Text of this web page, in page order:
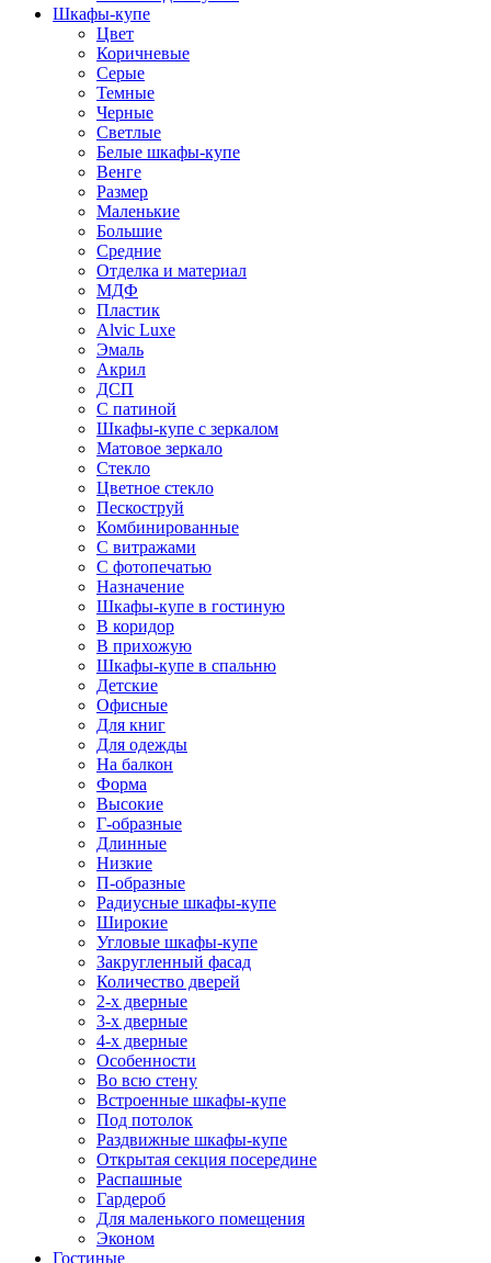
Шкафы-купе
Цвет
Коричневые
Серые
Темные
Черные
Светлые
Белые шкафы-купе
Венге
Размер
Маленькие
Большие
Средние
Отделка и материал
МДФ
Пластик
Alvic Luxe
Эмаль
Акрил
ДСП
С патиной
Шкафы-купе с зеркалом
Матовое зеркало
Стекло
Цветное стекло
Пескоструй
Комбинированные
С витражами
С фотопечатью
Назначение
Шкафы-купе в гостиную
В коридор
В прихожую
Шкафы-купе в спальню
Детские
Офисные
Для книг
Для одежды
На балкон
Форма
Высокие
Г-образные
Длинные
Низкие
П-образные
Радиусные шкафы-купе
Широкие
Угловые шкафы-купе
Закругленный фасад
Количество дверей
2-х дверные
3-х дверные
4-х дверные
Особенности
Во всю стену
Встроенные шкафы-купе
Под потолок
Раздвижные шкафы-купе
Открытая секция посередине
Распашные
Гардероб
Для маленького помещения
Эконом
Гостиные